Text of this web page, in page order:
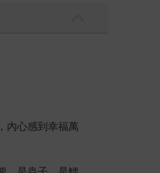
內心感到幸福萬